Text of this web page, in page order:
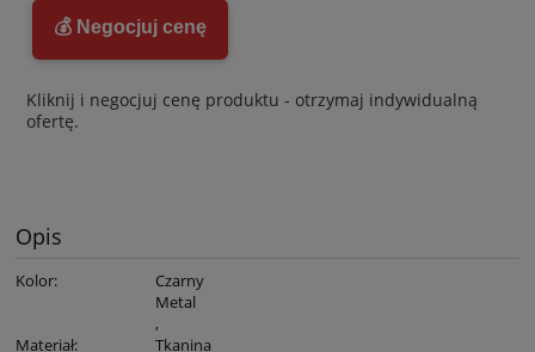
💰 Negocjuj cenę
Kliknij i negocjuj cenę produktu - otrzymaj indywidualną
ofertę.
Opis
Kolor: Czarny
Materiał:
Metal
,
Tkanina